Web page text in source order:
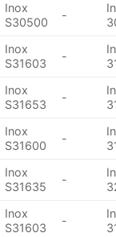
Inox
S30500
-
Inox
S31603
-
Inox
S31653
-
Inox
S31600
-
Inox
S31635
-
Inox
S31603
-